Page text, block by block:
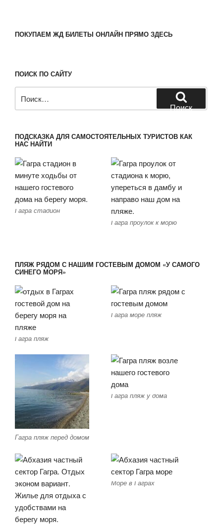
ПОКУПАЕМ ЖД БИЛЕТЫ ОНЛАЙН ПРЯМО ЗДЕСЬ
ПОИСК ПО САЙТУ
Поиск
ПОДСКАЗКА ДЛЯ САМОСТОЯТЕЛЬНЫХ ТУРИСТОВ КАК
НАС НАЙТИ
Гагра стадион
Гагра проулок к морю
ПЛЯЖ РЯДОМ С НАШИМ ГОСТЕВЫМ ДОМОМ «У САМОГО
СИНЕГО МОРЯ»
Гагра пляж
Гагра море пляж
Гагра пляж перед домом
Гагра пляж у дома
Море в Гаграх